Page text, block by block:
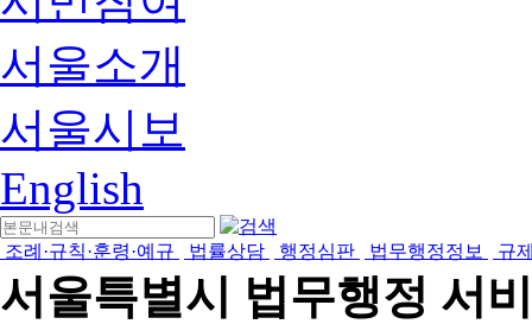
서울소개
서울시보
English
조례·규칙·훈령·예규 법률상담 행정심판 법무행정정보 규
서울특별시 법무행정 서